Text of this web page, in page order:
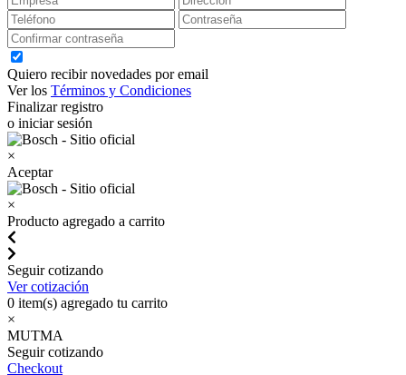
Quiero recibir novedades por email
Ver los Términos y Condiciones
Finalizar registro
o iniciar sesión
×
Aceptar
×
Producto agregado a carrito
Seguir cotizando
Ver cotización
0 item(s) agregado tu carrito
×
MUTMA
Seguir cotizando
Checkout